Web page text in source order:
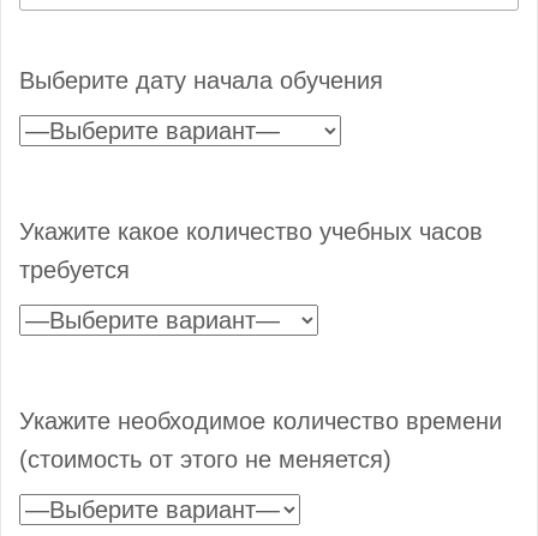
Выберите дату начала обучения
Укажите какое количество учебных часов
требуется
Укажите необходимое количество времени
(стоимость от этого не меняется)